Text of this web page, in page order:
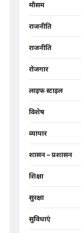
मौसम
राजनीति
राजनीति
रोजगार
लाइफ स्टाइल
विशेष
व्यापार
शासन – प्रशासन
शिक्षा
सुरक्षा
सुविधाएं